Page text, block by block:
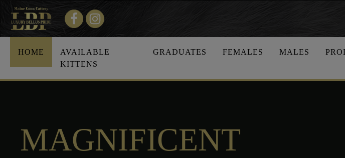
HOME
AVAILABLE
KITTENS
GRADUATES FEMALES MALES
MAGNIFICENT